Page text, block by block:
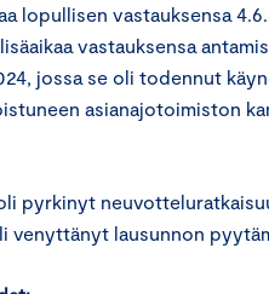
lopullisen vastauksensa
vastauksensa
jossa se oli todennut
asianajotoimiston
pyrkinyt
venyttänyt lausunnon